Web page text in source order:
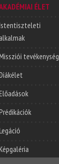
ÉLET
alkalmak
tevékenység